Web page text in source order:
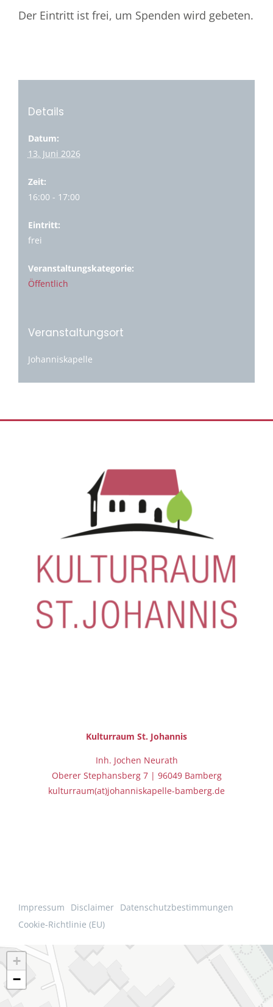
Der Eintritt ist frei, um Spenden wird gebeten.
Details
Datum:
13. Juni 2026
Zeit:
16:00 - 17:00
Eintritt:
frei
Veranstaltungskategorie:
Öffentlich
Veranstaltungsort
Johanniskapelle
Kulturraum St. Johannis
Inh. Jochen Neurath
Oberer Stephansberg 7 | 96049 Bamberg
kulturraum(at)johanniskapelle-bamberg.de
Impressum Disclaimer Datenschutzbestimmungen
Cookie-Richtlinie (EU)
+
−